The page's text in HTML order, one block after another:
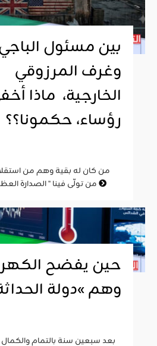
بين مسئول الباجي
وغرف المرزوقي
الخارجية، ماذا
رؤساء، حكمونا؟؟
من تولّى فينا " الصدارة
وهم »دولة